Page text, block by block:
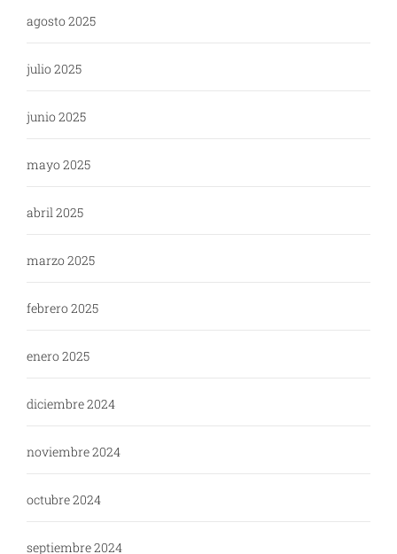
agosto 2025
julio 2025
junio 2025
mayo 2025
abril 2025
marzo 2025
febrero 2025
enero 2025
diciembre 2024
noviembre 2024
octubre 2024
septiembre 2024